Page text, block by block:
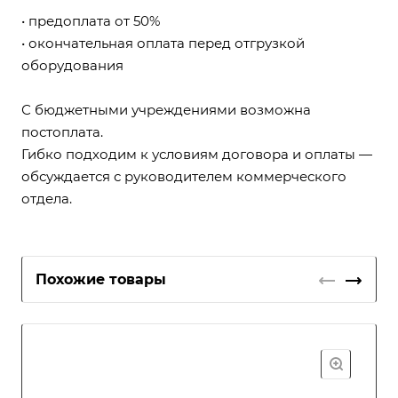
• предоплата от 50%
• окончательная оплата перед отгрузкой
оборудования
С бюджетными учреждениями возможна
постоплата.
Гибко подходим к условиям договора и оплаты —
обсуждается с руководителем коммерческого
отдела.
Похожие товары